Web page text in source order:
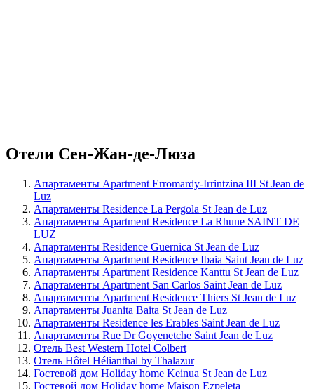
Отели Сен-Жан-де-Люза
Апартаменты Apartment Erromardy-Irrintzina III St Jean de
Luz
Апартаменты Residence La Pergola St Jean de Luz
Апартаменты Apartment Residence La Rhune SAINT DE
LUZ
Апартаменты Residence Guernica St Jean de Luz
Апартаменты Apartment Residence Ibaia Saint Jean de Luz
Апартаменты Apartment Residence Kanttu St Jean de Luz
Апартаменты Apartment San Carlos Saint Jean de Luz
Апартаменты Apartment Residence Thiers St Jean de Luz
Апартаменты Juanita Baita St Jean de Luz
Апартаменты Residence les Erables Saint Jean de Luz
Апартаменты Rue Dr Goyenetche Saint Jean de Luz
Отель Best Western Hotel Colbert
Отель Hôtel Hélianthal by Thalazur
Гостевой дом Holiday home Keinua St Jean de Luz
Гостевой дом Holiday home Maison Ezpeleta